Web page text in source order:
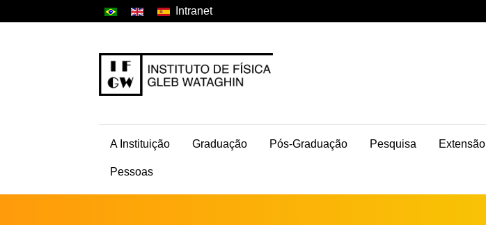
Intranet
A Instituição Graduação Pós-Graduação Pesquisa Extensão
Pessoas